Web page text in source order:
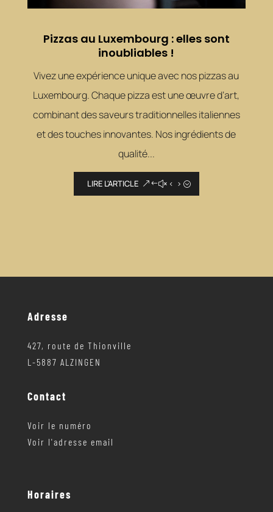
Pizzas au Luxembourg : elles sont
inoubliables !
Vivez une expérience unique avec nos pizzas au
Luxembourg. Chaque pizza est une œuvre d’art,
combinant des saveurs traditionnelles italiennes
et des touches innovantes. Nos ingrédients de
qualité...
LIRE L'ARTICLE
Adresse
427, route de Thionville
L-5887 ALZINGEN
Contact
Voir le numéro
Voir l'adresse email
Horaires